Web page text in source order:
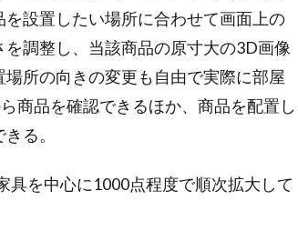
設置したい場所に合わせて画面上の
調整し、当該商品の原寸大の3D画像
所の向きの変更も自由で実際に部屋
商品を確認できるほか、商品を配置し
る。
具を中心に1000点程度で順次拡大して